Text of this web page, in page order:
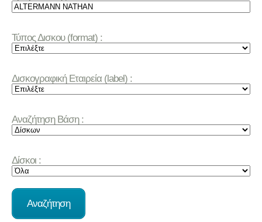
Τύπος Δισκου (format) :
Δισκογραφική Εταιρεία (label) :
Αναζήτηση Βάση :
Δίσκοι :